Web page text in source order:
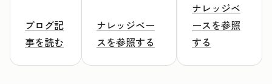
ブログ記
事を読む
ナレッジベー
スを参照する
ナレッジベ
ースを参照
する